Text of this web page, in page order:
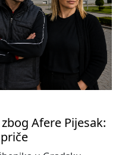
Afere Pijesak: